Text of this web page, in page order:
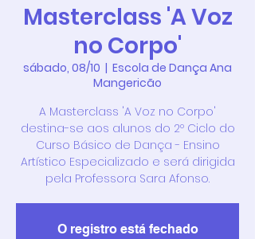
Masterclass 'A Voz
no Corpo'
sábado, 08/10
  |
Escola de Dança Ana
Mangericão
A Masterclass 'A Voz no Corpo'
destina-se aos alunos do 2º Ciclo do
Curso Básico de Dança - Ensino
Artístico Especializado e será dirigida
pela Professora Sara Afonso.
O registro está fechado